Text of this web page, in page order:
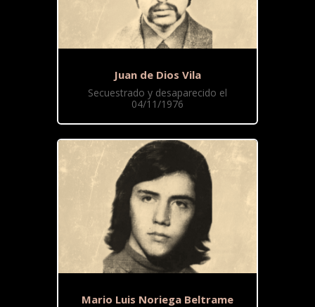
Juan de Dios Vila
Secuestrado y desaparecido el
04/11/1976
Mario Luis Noriega Beltrame